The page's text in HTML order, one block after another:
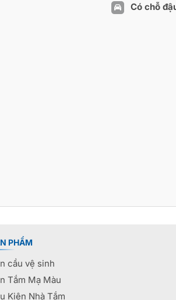
Có chỗ
PHẨM
cầu vệ sinh
Tắm Mạ Màu
Kiện Nhà Tắm